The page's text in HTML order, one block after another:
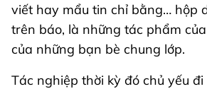
viết hay mẩu tin chỉ bằng… hộp
trên báo, là những tác phẩm
của những bạn bè chung lớp.
Tác nghiệp thời kỳ đó chủ yếu